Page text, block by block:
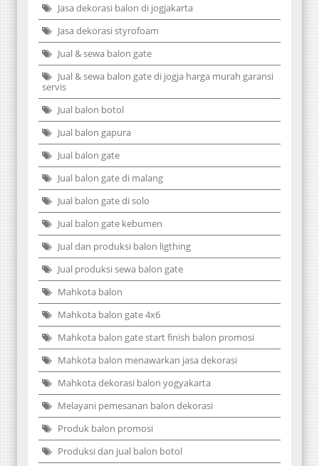
Jasa dekorasi balon di jogjakarta
Jasa dekorasi styrofoam
Jual & sewa balon gate
Jual & sewa balon gate di jogja harga murah garansi
servis
Jual balon botol
Jual balon gapura
Jual balon gate
Jual balon gate di malang
Jual balon gate di solo
Jual balon gate kebumen
Jual dan produksi balon ligthing
Jual produksi sewa balon gate
Mahkota balon
Mahkota balon gate 4x6
Mahkota balon gate start finish balon promosi
Mahkota balon menawarkan jasa dekorasi
Mahkota dekorasi balon yogyakarta
Melayani pemesanan balon dekorasi
Produk balon promosi
Produksi dan jual balon botol